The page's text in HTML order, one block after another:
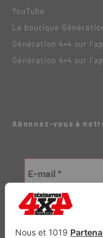
YouTube
La boutique
Génération 4×4 sur
Génération 4×4 sur
Abonnez-vous à